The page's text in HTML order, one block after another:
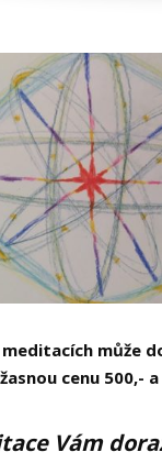
meditacích může
cenu 500,-
Vám